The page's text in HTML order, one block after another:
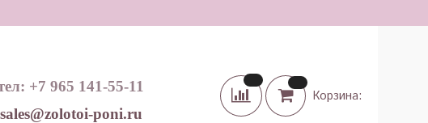
+7 965 141-55-11
sales@zolotoi-poni.ru
Корзина: